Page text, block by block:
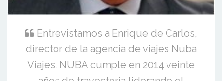
Entrevistamos a Enrique de Carlos,
director de la agencia de viajes Nuba
Viajes. NUBA cumple en 2014 veinte